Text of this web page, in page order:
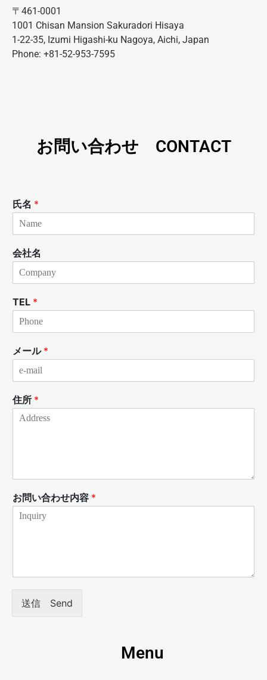
〒461-0001
1001 Chisan Mansion Sakuradori Hisaya
1-22-35, Izumi Higashi-ku Nagoya, Aichi, Japan
Phone: +81-52-953-7595
お問い合わせ CONTACT
氏名 *
会社名
TEL *
メール *
住所 *
お問い合わせ内容 *
送信 Send
Menu